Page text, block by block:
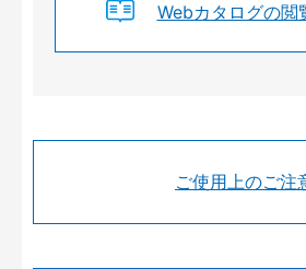
Webカタログの閲
ご使用上のご注